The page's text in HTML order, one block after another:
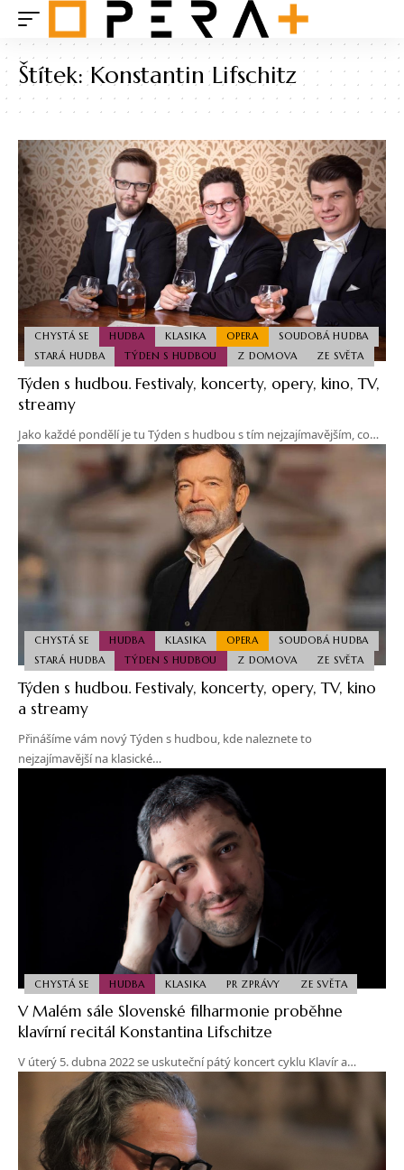
Štítek:Konstantin Lifschitz
CHYSTÁ SE HUDBA KLASIKA OPERA
SOUDOBÁ HUDBA
STARÁ HUDBA
TÝDEN S HUDBOU Z DOMOVA ZE SVĚTA
Týden s hudbou. Festivaly, koncerty, opery, kino, TV,
streamy
Jako každé pondělí je tu Týden s hudbou s tím nejzajímavějším, co…
CHYSTÁ SE HUDBA KLASIKA OPERA
SOUDOBÁ HUDBA
STARÁ HUDBA
TÝDEN S HUDBOU Z DOMOVA ZE SVĚTA
Týden s hudbou. Festivaly, koncerty, opery, TV, kino
a streamy
Přinášíme vám nový Týden s hudbou, kde naleznete to
nejzajímavější na klasické…
CHYSTÁ SE HUDBA KLASIKA PR ZPRÁVY ZE SVĚTA
V Malém sále Slovenské filharmonie proběhne
klavírní recitál Konstantina Lifschitze
V úterý 5. dubna 2022 se uskuteční pátý koncert cyklu Klavír a…